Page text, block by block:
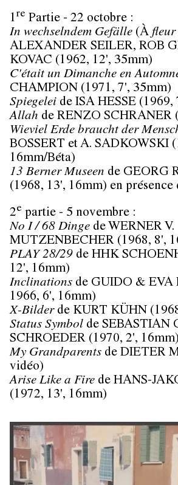
1re Partie - 22 octobre :
In wechselndem Gefälle (Àfleur
ALEXANDER SEILER, ROB
KOVAC (1962, 12', 35mm)
C'était un Dimanche en
CHAMPION (1971, 7', 35mm)
Spiegelei de ISA HESSE (1969,
Allah de RENZO SCHRANER
Wieviel Erde braucht der
BOSSERT et A. SADKOWSKI
16mm/Béta)
13 Berner Museen de GEORG
(1968, 13', 16mm) en présence
2e partie - 5 novembre :
No I / 68 Dinge de WERNER V.
MUTZENBECHER (1968, 8',
PLAY 28/29 de HHK
12', 16mm)
Inclinations de GUIDO & EVA
1966, 6', 16mm)
X-Bilderde KURT KÜHN
Status Symbol de SEBASTIAN
SCHROEDER (1970, 2', 16mm)
My Grandparents de DIETER
vidéo)
Arise Like a Fire de HANS-
(1972, 13', 16mm)